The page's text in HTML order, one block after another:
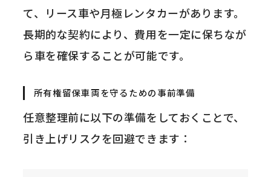
て、リース車や月極レンタカーがあります。
長期的な契約により、費用を一定に保ちなが
ら車を確保することが可能です。
所有権留保車両を守るための事前準備
任意整理前に以下の準備をしておくことで、
引き上げリスクを回避できます：